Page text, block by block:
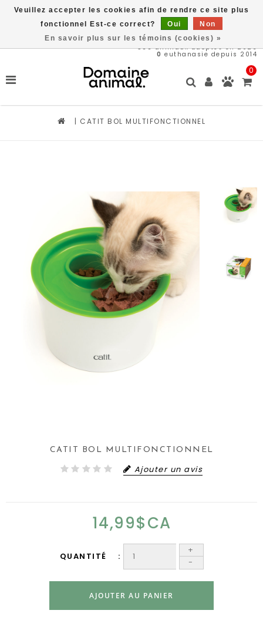
566animaux adoptés en 2026
0 euthanasie depuis 2014
0
| CATIT BOL MULTIFONCTIONNEL
CATIT BOL MULTIFONCTIONNEL
Ajouter un avis
14,99$CA
QUANTITÉ
+
-
AJOUTER AU PANIER
Veuillez accepter les cookies afin de rendre ce site plus
fonctionnel Est-ce correct?
Oui
Non
En savoir plus sur les témoins (cookies) »
Livraison gratuite à partir de 89$*